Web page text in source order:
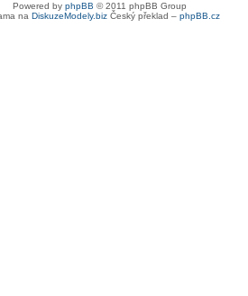
Powered by phpBB © 2011 phpBB Group
na DiskuzeModely.bizČeský překlad – phpBB.cz